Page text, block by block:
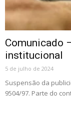
Comunicado
institucional
5 de julho de 2024
Suspensão da
9504/97. Parte do